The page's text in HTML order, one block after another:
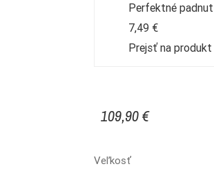
Perfektné
7,49 €
Prejsť na
109,90 €
Veľkosť